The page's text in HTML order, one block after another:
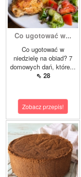
Co ugotować w...
Co ugotować w
niedzielę na obiad? 7
domowych dań, które...
⇖ 28
Zobacz przepis!